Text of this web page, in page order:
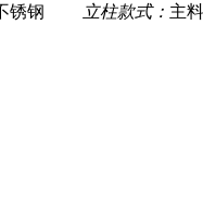
锈钢 立柱款式： 主